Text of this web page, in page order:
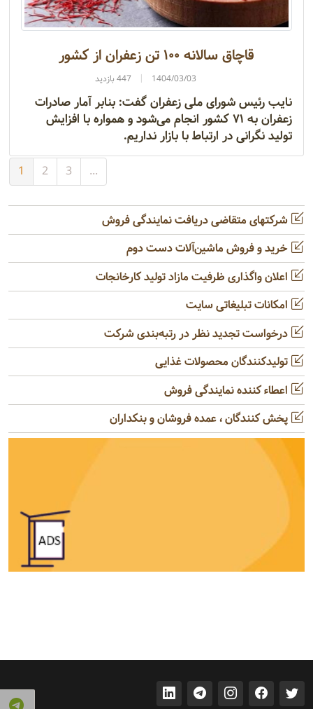
قاچاق سالانه ۱۰۰ تن زعفران از کشور
1404/03/03 447 بازدید
نایب رئیس شورای ملی زعفران گفت: بنابر آمار صادرات
زعفران به ۷۱ کشور انجام می‌شود و همواره با افزایش
تولید نگرانی در ارتباط با بازار نداریم.
1 2 3 ...
شرکتهای متقاضی دریافت نمایندگی فروش
خرید و فروش ماشین‌آلات دست دوم
اعلان واگذاری ظرفیت مازاد تولید کارخانجات
امکانات تبلیغاتی سایت
درخواست تجدید نظر در رتبه‌بندی شرکت
تولیدکنندگان محصولات غذایی
اعطاء کننده نمایندگی فروش
پخش کنندگان ، عمده فروشان و بنکداران